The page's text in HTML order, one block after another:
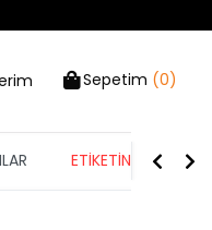
Sepetim (0)
ETİKETİN YARISI